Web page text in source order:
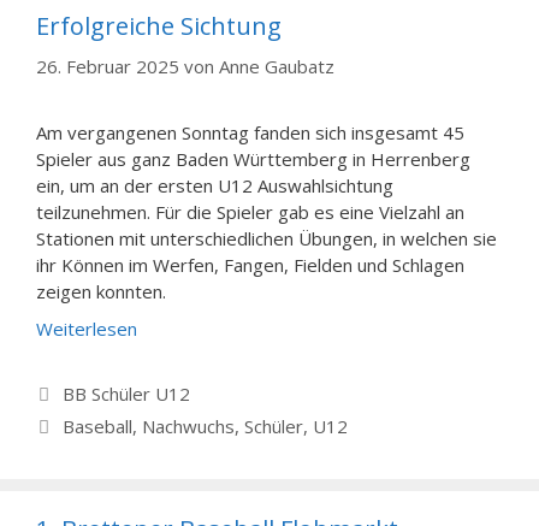
Erfolgreiche Sichtung
26. Februar 2025 von Anne Gaubatz
Am vergangenen Sonntag fanden sich insgesamt 45
Spieler aus ganz Baden Württemberg in Herrenberg
ein, um an der ersten U12 Auswahlsichtung
teilzunehmen. Für die Spieler gab es eine Vielzahl an
Stationen mit unterschiedlichen Übungen, in welchen sie
ihr Können im Werfen, Fangen, Fielden und Schlagen
zeigen konnten.
Weiterlesen
Kategorien
BB Schüler U12
Schlagwörter
Baseball, Nachwuchs, Schüler, U12